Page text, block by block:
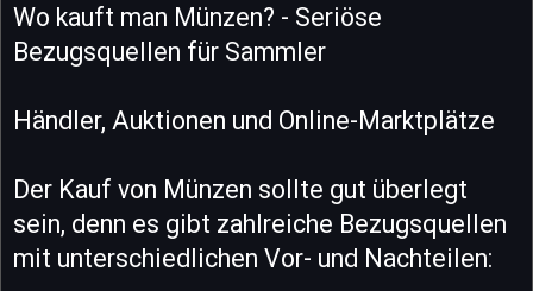
Wo kauft man Münzen? - Seriöse
Bezugsquellen für Sammler
Händler, Auktionen und Online-Marktplätze
Der Kauf von Münzen sollte gut überlegt
sein, denn es gibt zahlreiche Bezugsquellen
mit unterschiedlichen Vor- und Nachteilen: